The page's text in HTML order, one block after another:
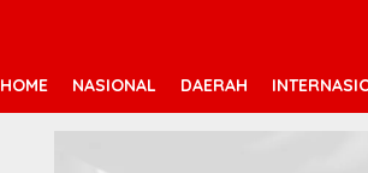
HOME NASIONAL DAERAH